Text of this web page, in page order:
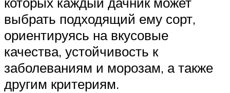
выбрать подходящий ему сорт,
ориентируясь на вкусовые
качества, устойчивость к
заболеваниям и морозам, а также
другим критериям.